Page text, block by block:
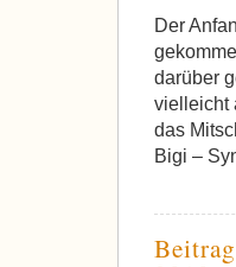
Der
darüber
vielleicht
das
Bigi –